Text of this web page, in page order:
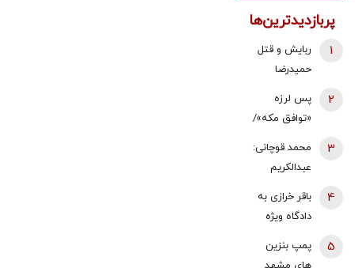
پربازدیدترین‌ها
ربایش و قتل
حمیدرضا
شد/ ارسال
ویدئویی از
لحظه قتل او
برای
عکس
1
پس لرزه
«توافق مکه»/
داد: بر علیه
ایران نیست
2
محمد قوچانی:
عبدالکریم
همچنان نسخه
پاکسازی
3
باقر خرازی به
دادگاه ویژه
شد/ جهانگیر:
4
پمپ بنزین
5